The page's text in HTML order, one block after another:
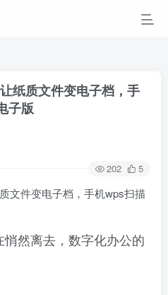
纸质文件变电子档，手
子版
202 5
文件变电子档，手机wps扫描
然离去，数字化办公的